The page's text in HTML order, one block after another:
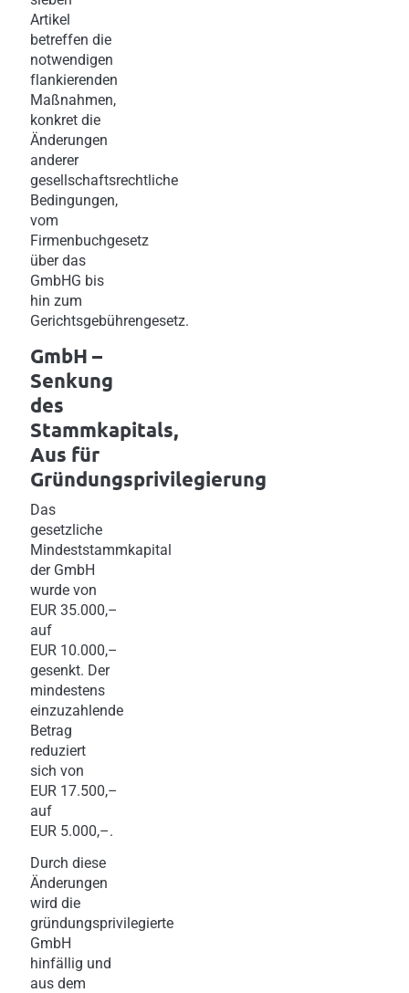
Artikel
betreffen die
notwendigen
flankierenden
Maßnahmen,
konkret die
Änderungen
anderer
gesellschaftsrechtliche
Bedingungen,
vom
Firmenbuchgesetz
über das
GmbHG bis
hin zum
Gerichtsgebührengesetz.
GmbH –
Senkung
des
Stammkapitals,
Aus für
Gründungsprivilegierung
Das
gesetzliche
Mindeststammkapital
der GmbH
wurde von
EUR 35.000,–
auf
EUR 10.000,–
gesenkt. Der
mindestens
einzuzahlende
Betrag
reduziert
sich von
EUR 17.500,–
auf
EUR 5.000,–.
Durch diese
Änderungen
wird die
gründungsprivilegierte
GmbH
hinfällig und
aus dem